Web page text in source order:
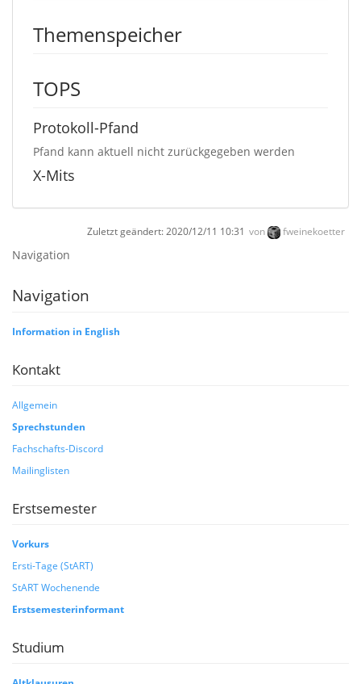
Themenspeicher
TOPS
Protokoll-Pfand
Pfand kann aktuell nicht zurückgegeben werden
X-Mits
Zuletzt geändert: 2020/12/11 10:31 von fweinekoetter
Navigation
Navigation
Information in English
Kontakt
Allgemein
Sprechstunden
Fachschafts-Discord
Mailinglisten
Erstsemester
Vorkurs
Ersti-Tage (StART)
StART Wochenende
Erstsemesterinformant
Studium